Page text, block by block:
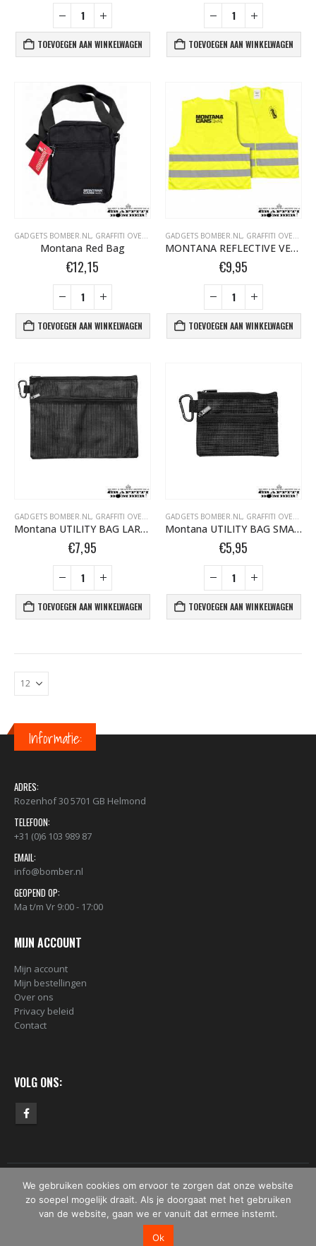
TOEVOEGEN AAN WINKELWAGEN TOEVOEGEN AAN WINKELWAGEN
GADGETS BOMBER.NL, GRAFFITI OVERIG
Montana Red Bag
€12,15
TOEVOEGEN AAN WINKELWAGEN
GADGETS BOMBER.NL, GRAFFITI OVERIG
MONTANA REFLECTIVE VEST YELLOW 512285
€9,95
TOEVOEGEN AAN WINKELWAGEN
GADGETS BOMBER.NL, GRAFFITI OVERIG
Montana UTILITY BAG LARGE 345463
€7,95
TOEVOEGEN AAN WINKELWAGEN
GADGETS BOMBER.NL, GRAFFITI OVERIG
Montana UTILITY BAG SMALL 345456
€5,95
TOEVOEGEN AAN WINKELWAGEN
Informatie:
ADRES:
Rozenhof 30 5701 GB Helmond
TELEFOON:
+31 (0)6 103 989 87
EMAIL:
info@bomber.nl
GEOPEND OP:
Ma t/m Vr 9:00 - 17:00
MIJN ACCOUNT
Mijn account
Mijn bestellingen
Over ons
Privacy beleid
Contact
VOLG ONS:
© Copyright 2019 - 2026 - Bomber.nl. Alle rechten voorbehouden.
We gebruiken cookies om ervoor te zorgen dat onze website
zo soepel mogelijk draait. Als je doorgaat met het gebruiken
van de website, gaan we er vanuit dat ermee instemt.
Ok